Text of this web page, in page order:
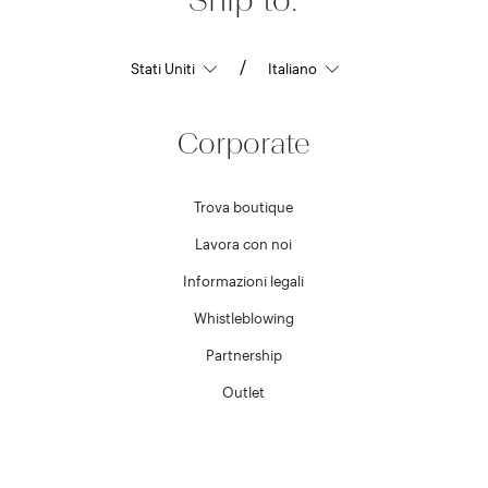
/
Corporate
Trova boutique
Lavora con noi
Informazioni legali
Whistleblowing
Partnership
Outlet